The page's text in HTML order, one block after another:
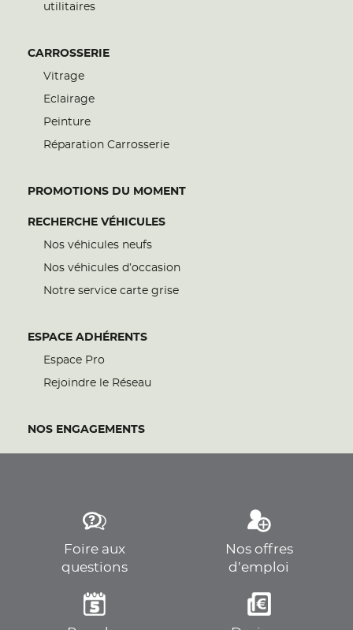
utilitaires
CARROSSERIE
Vitrage
Eclairage
Peinture
Réparation Carrosserie
PROMOTIONS DU MOMENT
RECHERCHE VÉHICULES
Nos véhicules neufs
Nos véhicules d’occasion
Notre service carte grise
ESPACE ADHÉRENTS
Espace Pro
Rejoindre le Réseau
NOS ENGAGEMENTS
Foire aux
questions
Nos offres
d’emploi